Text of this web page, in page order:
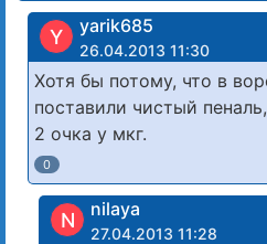
Y yarik685
26.04.2013 11:30
Хотя бы потому, что в
поставили чистый
2 очка у мкг.
0
N nilaya
27.04.2013 11:28